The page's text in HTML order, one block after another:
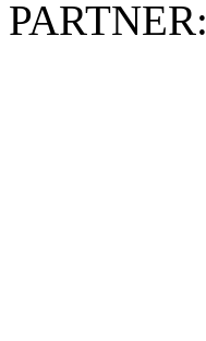
PARTNER: